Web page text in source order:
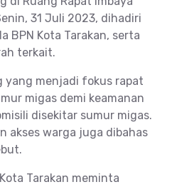
31 Juli 2023, dihadiri
BPN Kota Tarakan, serta
terkait.
yang menjadi fokus rapat
migas demi keamanan
disekitar sumur migas.
akses warga juga dibahas
Tarakan meminta